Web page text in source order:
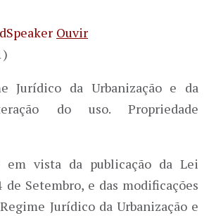
Ouvir
Jurídico da Urbanização e da
do uso. Propriedade
em vista da publicação da Lei
de Setembro, e das modificações
Jurídico da Urbanização e